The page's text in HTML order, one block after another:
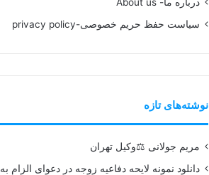
سیاست حفظ حریم خصوصی-privacy policy
نوشته‌های تازه
مریم جولانی ⚖️وکیل تهران
دانلود نمونه لایحه دفاعیه زوجه در دعوای الزام به